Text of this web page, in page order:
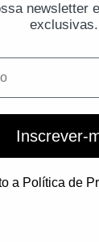
newsletter
exclusivas.
Inscrever-
a Política de